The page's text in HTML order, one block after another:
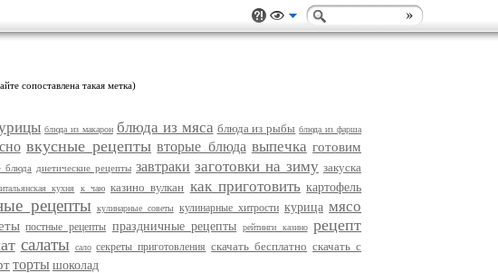
сопоставлена такая метка)
блюда из макарон блюда из мяса блюда из рыбы блюда из фарша
вкусные рецепты вторые блюда выпечка готовим
блюда диетические рецепты завтраки заготовки на зиму закуска
итальянская кухня к чаю казино вулкан как приготовить картофель
рецепты кулинарные советы кулинарные хитрости курица мясо
постные рецепты праздничные рецепты рейтинги казино рецепт
салаты сало секреты приготовления скачать бесплатно скачать с
торты шоколад